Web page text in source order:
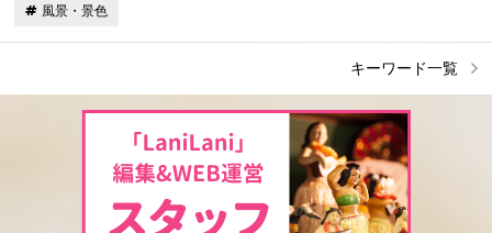
風景・景色
キーワード一覧